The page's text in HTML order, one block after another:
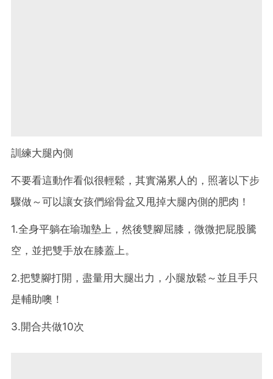
訓練大腿內側
不要看這動作看似很輕鬆，其實滿累人的，照著以下步
驟做～可以讓女孩們縮骨盆又甩掉大腿內側的肥肉！
1.全身平躺在瑜珈墊上，然後雙腳屈膝，微微把屁股騰
空，並把雙手放在膝蓋上。
2.把雙腳打開，盡量用大腿出力，小腿放鬆～並且手只
是輔助噢！
3.開合共做10次